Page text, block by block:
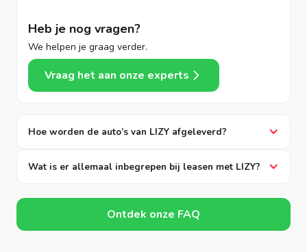
Heb je nog vragen?
We helpen je graag verder.
Vraag het aan onze experts
Hoe worden de auto’s van LIZY afgeleverd?
Wat is er allemaal inbegrepen bij leasen met LIZY?
Ontdek onze FAQ